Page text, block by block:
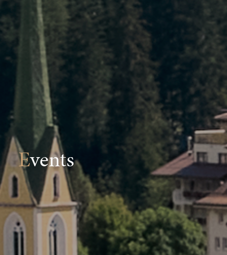
Events